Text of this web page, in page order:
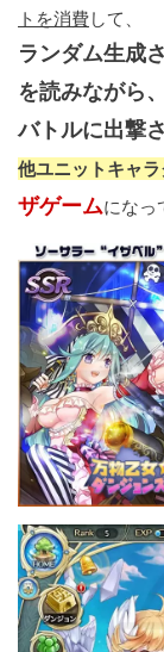
トを消費して、
ランダム生成
を読みながら、
バトルに出撃
他ユニットキャ
ザゲームになっ